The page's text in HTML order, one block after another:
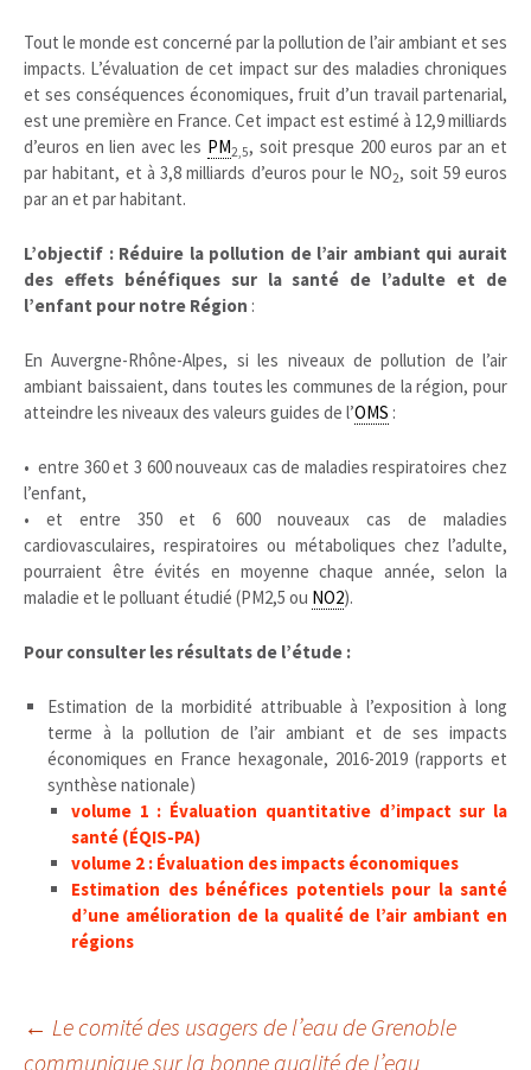
Tout le monde est concerné par la pollution de l’air ambiant et ses
impacts. L’évaluation de cet impact sur des maladies chroniques
et ses conséquences économiques, fruit d’un travail partenarial,
est une première en France. Cet impact est estimé à 12,9 milliards
d’euros en lien avec les PM2,5, soit presque 200 euros par an et
par habitant, et à 3,8 milliards d’euros pour le NO2, soit 59 euros
par an et par habitant.
L’objectif : Réduire la pollution de l’air ambiant qui aurait
des effets bénéfiques sur la santé de l’adulte et de
l’enfant pour notre Région :
En Auvergne-Rhône-Alpes, si les niveaux de pollution de l’air
ambiant baissaient, dans toutes les communes de la région, pour
atteindre les niveaux des valeurs guides de l’OMS :
• entre 360 et 3 600 nouveaux cas de maladies respiratoires chez
l’enfant,
• et entre 350 et 6 600 nouveaux cas de maladies
cardiovasculaires, respiratoires ou métaboliques chez l’adulte,
pourraient être évités en moyenne chaque année, selon la
maladie et le polluant étudié (PM2,5 ou NO2).
Pour consulter les résultats de l’étude :
Estimation de la morbidité attribuable à l’exposition à long
terme à la pollution de l’air ambiant et de ses impacts
économiques en France hexagonale, 2016-2019 (rapports et
synthèse nationale)
volume 1 : Évaluation quantitative d’impact sur la
santé (ÉQIS-PA)
volume 2 : Évaluation des impacts économiques
Estimation des bénéfices potentiels pour la santé
d’une amélioration de la qualité de l’air ambiant en
régions
Navigation
← Le comité des usagers de l’eau de Grenoble
communique sur la bonne qualité de l’eau